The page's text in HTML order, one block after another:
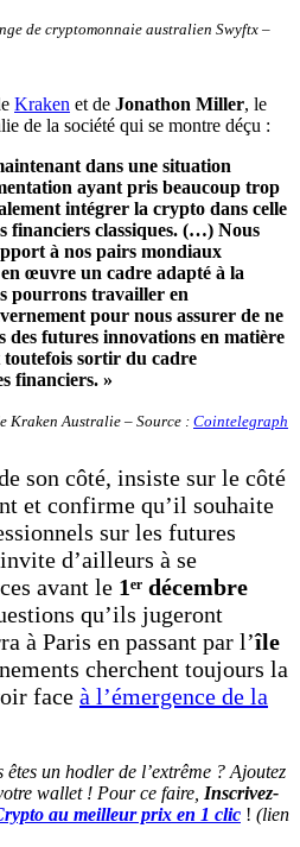
de cryptomonnaie australien Swyftx –
Kraken et de Jonathon Miller, le
de la société qui se montre déçu :
dans une situation
ayant pris beaucoup trop
intégrer la crypto dans celle
financiers classiques. (…) Nous
à nos pairs mondiaux
œuvre un cadre adapté à la
pourrons travailler en
pour nous assurer de ne
des futures innovations en matière
sortir du cadre
financiers. »
Kraken Australie – Source : Cointelegraph
son côté, insiste sur le côté
et confirme qu’il souhaite
sur les futures
d’ailleurs à se
avant le 1ᵉʳ décembre
qu’ils jugeront
à Paris en passant par l’île
cherchent toujours la
face à l’émergence de la
êtes un hodler de l’extrême ? Ajoutez
wallet ! Pour ce faire, Inscrivez-
au meilleur prix en 1 clic ! (lien